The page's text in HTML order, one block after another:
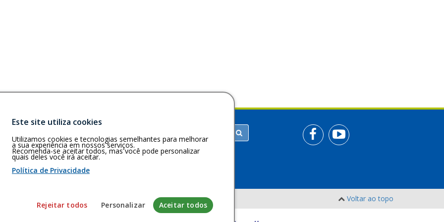
CEP: 40.210-
Voltar ao topo
Este site utiliza cookies
Utilizamos cookies e tecnologias semelhantes para melhorar
a sua experiência em nossos serviços.
Recomenda-se aceitar todos, mas você pode personalizar
quais deles você irá aceitar.
Política de Privacidade
Rejeitar todos Personalizar Aceitar todos